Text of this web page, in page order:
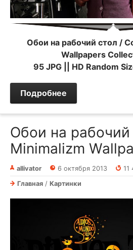
Обои на рабочий стол /
Wallpapers
95 JPG || HD Random
Подробнее
Обои на
Minimalizm
allivator 6 октября 2013
11
Главная / Картинки